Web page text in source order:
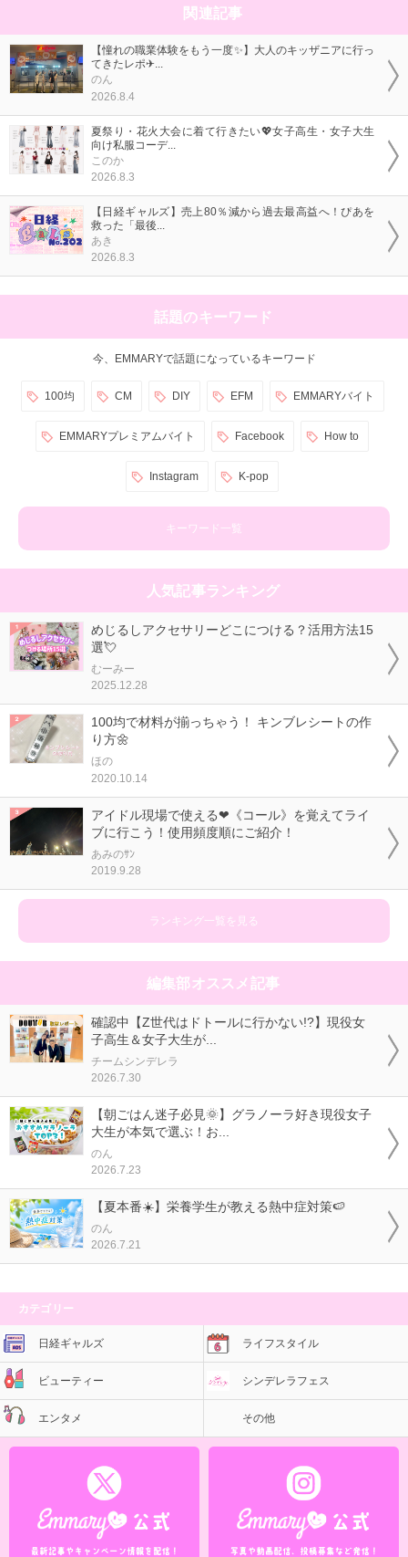
関連記事
【憧れの職業体験をもう一度✨】大人のキッザニアに行っ
てきたレポ✈...
のん
2026.8.4
夏祭り・花火大会に着て行きたい💖女子高生・女子大生
向け私服コーデ...
このか
2026.8.3
【日経ギャルズ】売上80％減から過去最高益へ！ぴあを
救った「最後...
あき
2026.8.3
話題のキーワード
今、EMMARYで話題になっているキーワード
100均 CM DIY EFM EMMARYバイト
EMMARYプレミアムバイト Facebook How to
Instagram K-pop
キーワード一覧
人気記事ランキング
めじるしアクセサリーどこにつける？活用方法15
選💘
むーみー
2025.12.28
100均で材料が揃っちゃう！ キンブレシートの作
り方🌼
ほの
2020.10.14
アイドル現場で使える❤《コール》を覚えてライ
ブに行こう！使用頻度順にご紹介！
あみのｻﾝ
2019.9.28
ランキング一覧を見る
編集部オススメ記事
確認中【Z世代はドトールに行かない!?】現役女
子高生＆女子大生が...
チームシンデレラ
2026.7.30
【朝ごはん迷子必見🌞】グラノーラ好き現役女子
大生が本気で選ぶ！お...
のん
2026.7.23
【夏本番☀️】栄養学生が教える熱中症対策🍉
のん
2026.7.21
カテゴリー
日経ギャルズ ライフスタイル
ビューティー シンデレラフェス
エンタメ その他